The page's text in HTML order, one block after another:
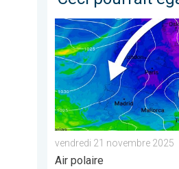
Le froid s’intensifie d’un
vendredi 21 novembre 2025
Air polaire